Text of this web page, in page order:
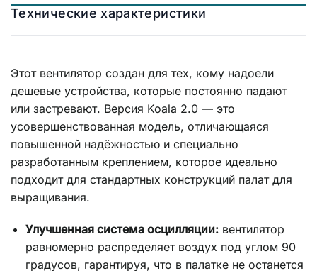
Технические характеристики
Этот вентилятор создан для тех, кому надоели
дешевые устройства, которые постоянно падают
или застревают. Версия Koala 2.0 — это
усовершенствованная модель, отличающаяся
повышенной надёжностью и специально
разработанным креплением, которое идеально
подходит для стандартных конструкций палат для
выращивания.
Улучшенная система осцилляции:вентилятор
равномерно распределяет воздух под углом 90
градусов, гарантируя, что в палатке не останется